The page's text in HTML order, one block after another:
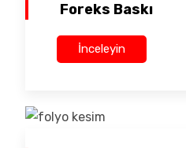
Foreks Baskı
İnceleyin